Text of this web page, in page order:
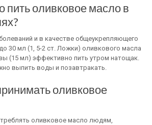
пить оливковое масло в
и в качестве общеукрепляющего
30 мл (1, 5-2 ст. Ложки) оливкового масла
(15 мл) эффективно пить утром натощак.
выпить воды и позавтракать.
оливковое
оливковое масло людям,